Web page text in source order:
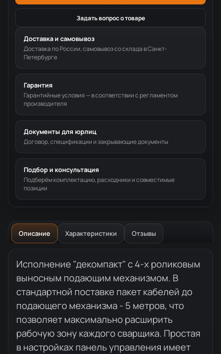
Задать вопрос о товаре
Доставка и самовывоз
Доставка по России, самовывоз со склада в Санкт-
Петербурге
Гарантия
Гарантийные условия — в соответствии с регламентом
производителя
Документы для юрлиц
Договор, спецификации и закрывающие документы
Подбор и консультация
Подберём комплектацию, расходники и совместимые
позиции
Описание Характеристики Отзывы
Описание товара
Исполнение "декомпакт" с 4-х роликовым
выносным подающим механизмом. В
стандартной поставке пакет кабелей до
подающего механизма - 5 метров, что
позволяет максимально расширить
рабочую зону каждого сварщика. Простая
в настройках панель управления имеет